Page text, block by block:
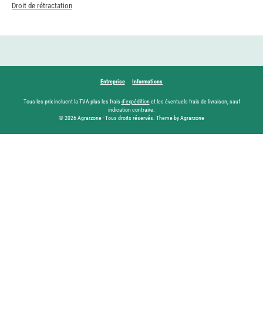
Droit de rétractation
Entreprise Informations
Tous les prix incluent la TVA plus les frais d'expéditionet les éventuels frais de livraison, sauf
indication contraire.
© 2026 Agrarzone - Tous droits réservés. Theme by Agrarzone